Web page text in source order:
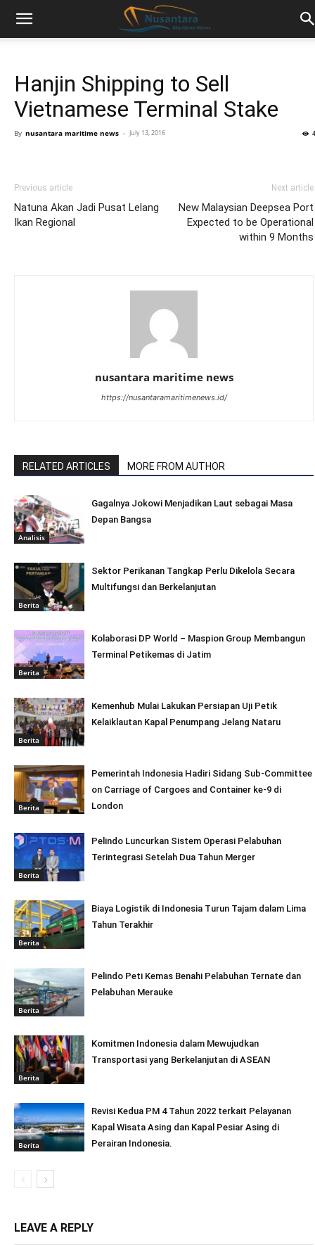
Hanjin Shipping to Sell
Vietnamese Terminal Stake
By nusantara maritime news - July 13, 2016
Previous article
Natuna Akan Jadi Pusat Lelang
Ikan Regional
Next article
New Malaysian Deepsea Port
Expected to be Operational
within 9 Months
nusantara maritime news
https://nusantaramaritimenews.id/
RELATED ARTICLES MORE FROM AUTHOR
Analisis
Gagalnya Jokowi Menjadikan Laut sebagai Masa
Depan Bangsa
Berita
Sektor Perikanan Tangkap Perlu Dikelola Secara
Multifungsi dan Berkelanjutan
Berita
Kolaborasi DP World – Maspion Group Membangun
Terminal Petikemas di Jatim
Berita
Kemenhub Mulai Lakukan Persiapan Uji Petik
Kelaiklautan Kapal Penumpang Jelang Nataru
Berita
Pemerintah Indonesia Hadiri Sidang Sub-Committee
on Carriage of Cargoes and Container ke-9 di
London
Berita
Pelindo Luncurkan Sistem Operasi Pelabuhan
Terintegrasi Setelah Dua Tahun Merger
Berita
Biaya Logistik di Indonesia Turun Tajam dalam Lima
Tahun Terakhir
Berita
Pelindo Peti Kemas Benahi Pelabuhan Ternate dan
Pelabuhan Merauke
Berita
Komitmen Indonesia dalam Mewujudkan
Transportasi yang Berkelanjutan di ASEAN
Berita
Revisi Kedua PM 4 Tahun 2022 terkait Pelayanan
Kapal Wisata Asing dan Kapal Pesiar Asing di
Perairan Indonesia.
LEAVE A REPLY